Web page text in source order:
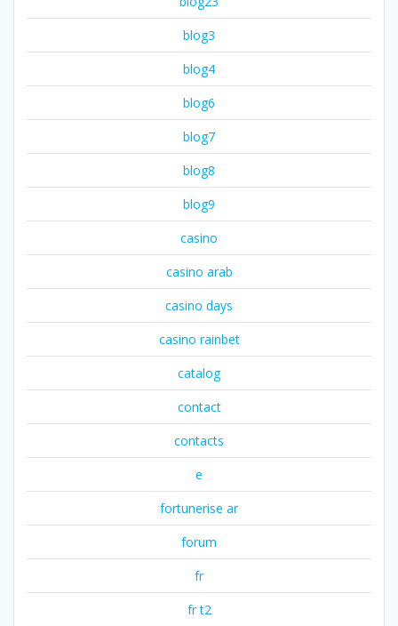
blog3
blog4
blog6
blog7
blog8
blog9
casino
casino arab
casino days
casino rainbet
catalog
contact
contacts
e
fortunerise ar
forum
fr
fr t2